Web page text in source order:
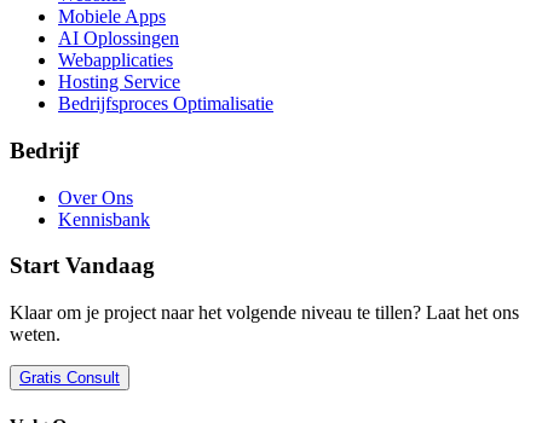
Mobiele Apps
AI Oplossingen
Webapplicaties
Hosting Service
Bedrijfsproces Optimalisatie
Bedrijf
Over Ons
Kennisbank
Start Vandaag
Klaar om je project naar het volgende niveau te tillen? Laat het ons
weten.
Gratis Consult